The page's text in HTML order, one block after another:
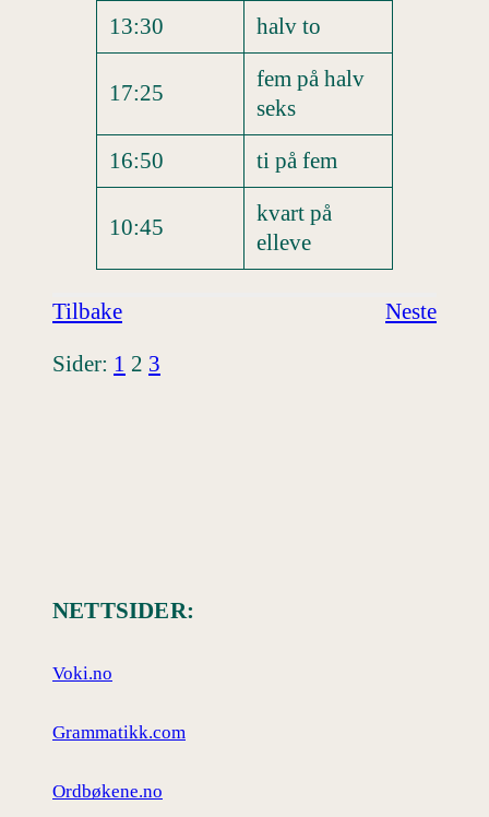
13:30
halv to
17:25
fem på halv
seks
16:50
ti på fem
10:45
kvart på
elleve
Tilbake
Neste
Sider: 1 2 3
NETTSIDER:
Voki.no
Grammatikk.com
Ordbøkene.no